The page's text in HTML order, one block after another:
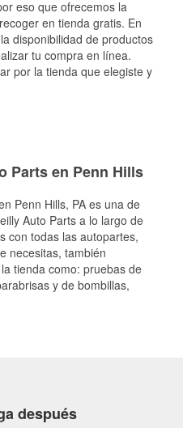
eso que ofrecemos la
en tienda gratis. En
disponibilidad de productos
tu compra en línea.
por la tienda que elegiste y
Parts en Penn Hills
Penn Hills, PA es una de
Auto Parts a lo largo de
con todas las autopartes,
necesitas, también
tienda como: pruebas de
y de bombillas,
después